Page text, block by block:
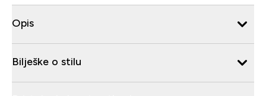
Opis
Bilješke o stilu